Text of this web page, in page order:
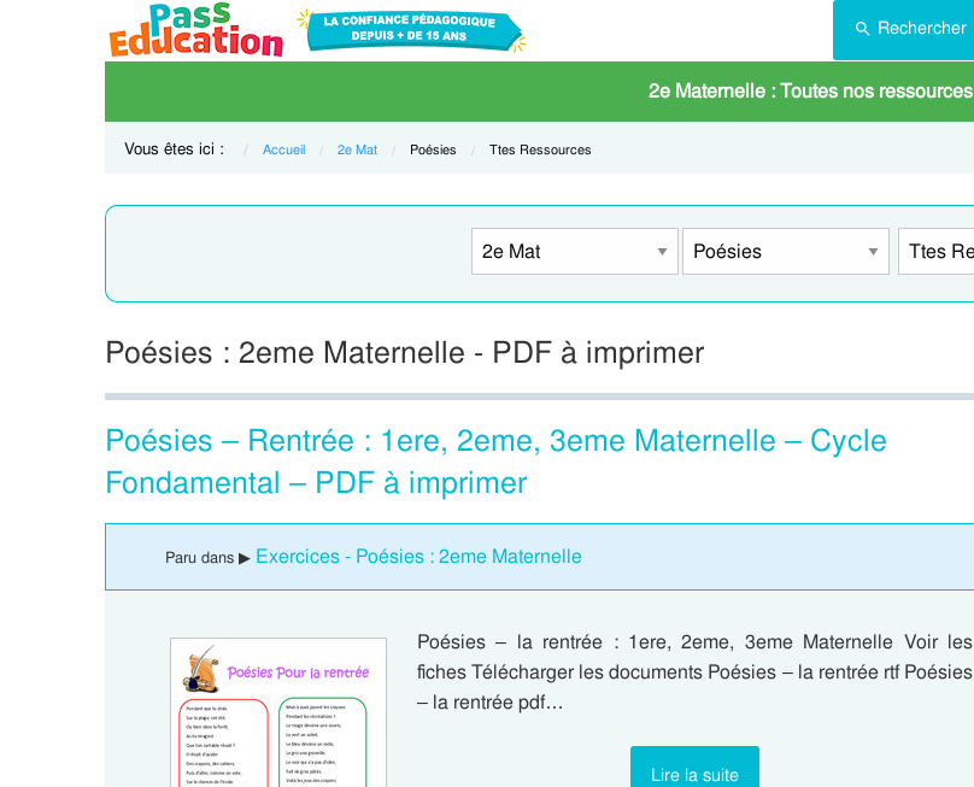
Rechercher
2e Maternelle : Toutes nos ressources
Vous êtes ici : Accueil 2e Mat Current:
Poésies Current:
Ttes Ressources
Poésies : 2eme Maternelle - PDF à imprimer
Poésies – Rentrée : 1ere, 2eme, 3eme Maternelle – Cycle
Fondamental – PDF à imprimer
Paru dans ▶ Exercices - Poésies : 2eme Maternelle
Poésies – la rentrée : 1ere, 2eme, 3eme Maternelle Voir les
fiches Télécharger les documents Poésies – la rentrée rtf Poésies
– la rentrée pdf…
Lire la suite